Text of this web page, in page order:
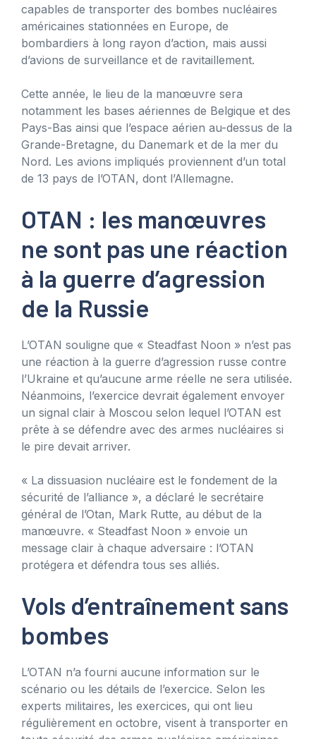
capables de transporter des bombes nucléaires
américaines stationnées en Europe, de
bombardiers à long rayon d’action, mais aussi
d’avions de surveillance et de ravitaillement.
Cette année, le lieu de la manœuvre sera
notamment les bases aériennes de Belgique et des
Pays-Bas ainsi que l’espace aérien au-dessus de la
Grande-Bretagne, du Danemark et de la mer du
Nord. Les avions impliqués proviennent d’un total
de 13 pays de l’OTAN, dont l’Allemagne.
OTAN : les manœuvres
ne sont pas une réaction
à la guerre d’agression
de la Russie
L’OTAN souligne que « Steadfast Noon » n’est pas
une réaction à la guerre d’agression russe contre
l’Ukraine et qu’aucune arme réelle ne sera utilisée.
Néanmoins, l’exercice devrait également envoyer
un signal clair à Moscou selon lequel l’OTAN est
prête à se défendre avec des armes nucléaires si
le pire devait arriver.
« La dissuasion nucléaire est le fondement de la
sécurité de l’alliance », a déclaré le secrétaire
général de l’Otan, Mark Rutte, au début de la
manœuvre. « Steadfast Noon » envoie un
message clair à chaque adversaire : l’OTAN
protégera et défendra tous ses alliés.
Vols d’entraînement sans
bombes
L’OTAN n’a fourni aucune information sur le
scénario ou les détails de l’exercice. Selon les
experts militaires, les exercices, qui ont lieu
régulièrement en octobre, visent à transporter en